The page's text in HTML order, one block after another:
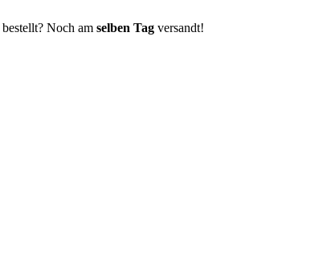
bestellt? Noch am selben Tag versandt!